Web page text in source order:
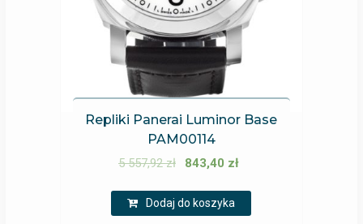
Repliki Panerai Luminor Base
PAM00114
5 557,92zł 843,40 zł
Dodaj do koszyka